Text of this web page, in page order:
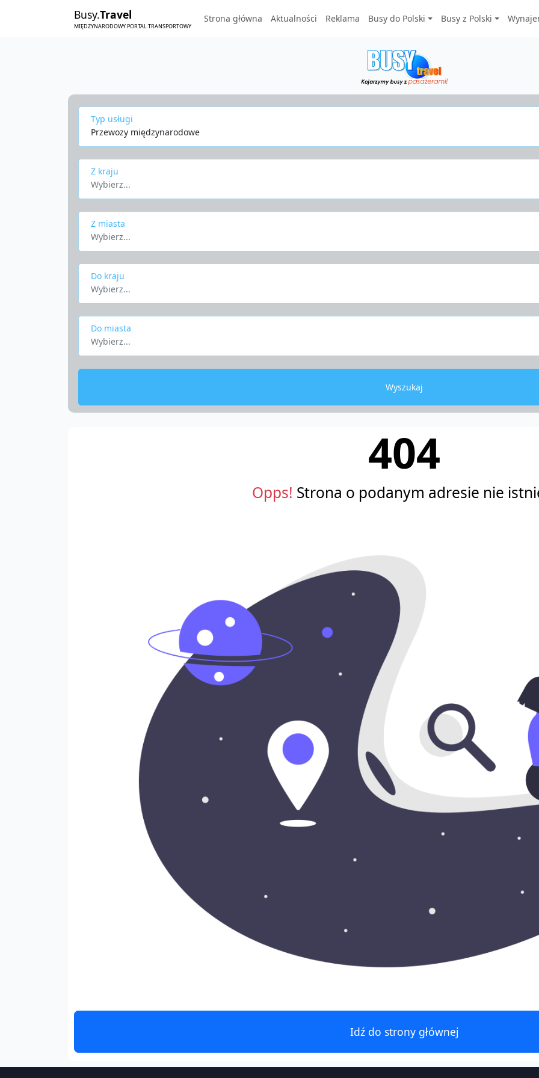
Busy.Travel
MIĘDZYNARODOWY PORTAL TRANSPORTOWY
Strona główna Aktualności Reklama Busy do Polski Busy z Polski
Typ usługi
Przewozy międzynarodowe
Z kraju
Wybierz...
Z miasta
Wybierz...
Do kraju
Wybierz...
Do miasta
Wybierz...
Wyszukaj
404
Opps! Strona o podanym adresie nie
Idź do strony głównej